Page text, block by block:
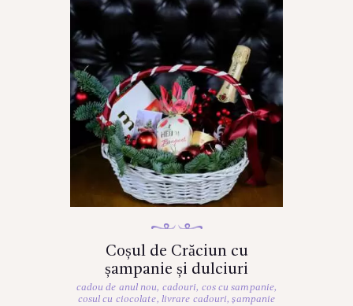
Coșul de Crăciun cu
șampanie și dulciuri
cadou de anul nou, cadouri, cos cu sampanie,
cosul cu ciocolate, livrare cadouri,șampanie